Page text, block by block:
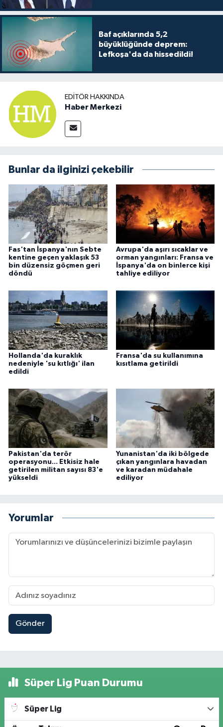
Baf açıklarında 5,2
büyüklüğünde deprem:
Lefkoşa'da da hissedildi!
EDITÖR HAKKINDA
Haber Merkezi
Bunlar da ilginizi çekebilir
Fas'tan İspanya'nın Sebte
kentine geçen yaklaşık 53
bin düzensiz göçmen geri
döndü
Avrupa'da aşırı sıcaklar ve
orman yangınları: Fransa ve
İspanya'da on binlerce kişi
tahliye ediliyor
Hollanda'da kuraklık
nedeniyle 'su kıtlığı' ilan
edildi
Fransa'da su kullanımına
kısıtlama getirildi
Pakistan'da terör
operasyonu... Etkisiz hale
getirilen militan sayısı 83'e
yükseldi
Yunanistan'da iki bölgede
çıkan yangınlara havadan
ve karadan müdahale
ediliyor
Yorumlar
Gönder
Süper Lig Puan Durumu
Süper Lig